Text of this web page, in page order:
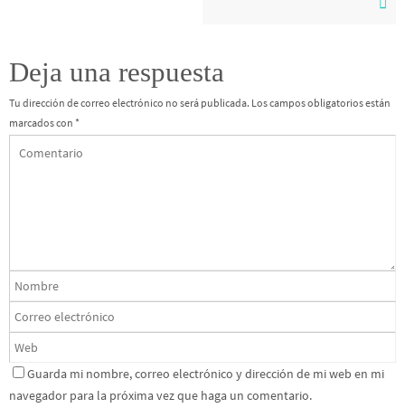
Deja una respuesta
Tu dirección de correo electrónico no será publicada. Los campos obligatorios están
marcados con *
Guarda mi nombre, correo electrónico y dirección de mi web en mi
navegador para la próxima vez que haga un comentario.